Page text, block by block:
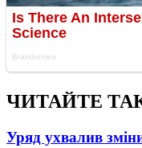
ЧИТАЙТЕ
Уряд ухвалив